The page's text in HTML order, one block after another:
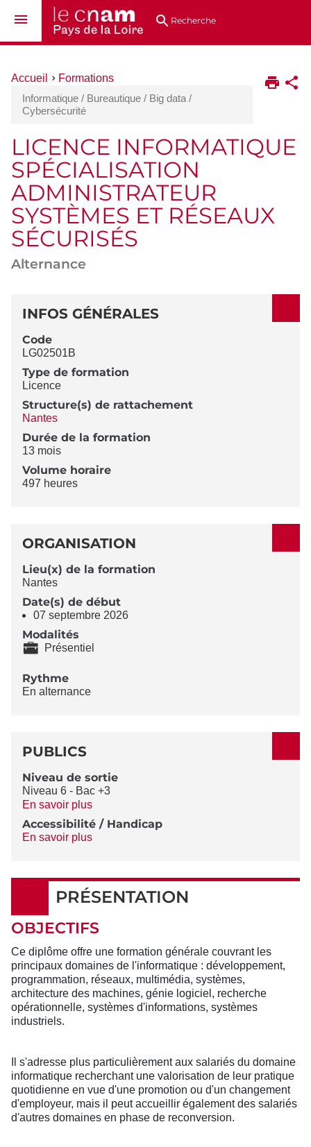
au
directsRecherche
Vous
ici :
Accueil
Formations
Informatique / Bureautique / Big data /
Cybersécurité
LICENCE INFORMATIQUE
SPÉCIALISATION
ADMINISTRATEUR
SYSTÈMES ET RÉSEAUX
SÉCURISÉS
Alternance
DÉTAILS
INFOS GÉNÉRALES
Code
LG02501B
Type de formation
Licence
Structure(s) de rattachement
Nantes
Durée de la formation
13 mois
Volume horaire
497 heures
ORGANISATION
Lieu(x) de la formation
Nantes
Date(s) de début
07 septembre 2026
Modalités
Présentiel
Rythme
En alternance
PUBLICS
Niveau de sortie
Niveau 6 - Bac +3
En savoir plus
Accessibilité / Handicap
En savoir plus
PRÉSENTATION
OBJECTIFS
Ce diplôme offre une formation générale couvrant les
principaux domaines de l'informatique : développement,
programmation, réseaux, multimédia, systèmes,
architecture des machines, génie logiciel, recherche
opérationnelle, systèmes d'informations, systèmes
industriels.
Il s'adresse plus particulièrement aux salariés du domaine
informatique recherchant une valorisation de leur pratique
quotidienne en vue d'une promotion ou d'un changement
d'employeur, mais il peut accueillir également des salariés
d'autres domaines en phase de reconversion.